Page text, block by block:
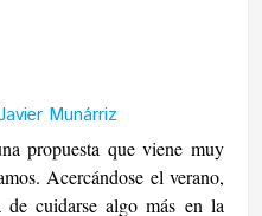
Javier Munárriz
propuesta que viene muy
Acercándose el verano,
de cuidarse algo más en la